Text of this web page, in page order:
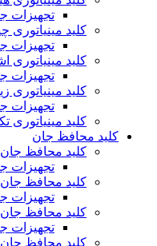
تجهیزات
کلید مینیاتوری
تجهیزات
کلید مینیاتوری
تجهیزات
کلید مینیاتوری
تجهیزات
کلید مینیاتوری
کلید محافظ جان
کلید محافظ جان
تجهیزات
کلید محافظ
تجهیزات
کلید محافظ
تجهیزات
کلید محافظ